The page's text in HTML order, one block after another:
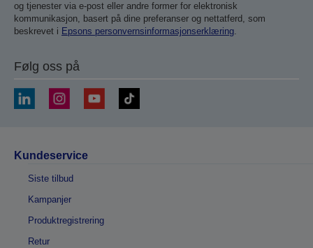
og tjenester via e-post eller andre former for elektronisk
kommunikasjon, basert på dine preferanser og nettatferd, som
beskrevet i Epsons personvernsinformasjonserklæring.
Følg oss på
Kundeservice
Siste tilbud
Kampanjer
Produktregistrering
Retur